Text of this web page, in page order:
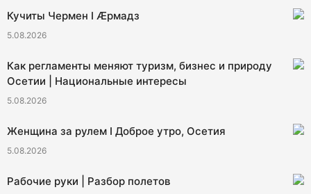
Кучиты Чермен I Æрмадз
5.08.2026
Как регламенты меняют туризм, бизнес и природу
Осетии | Национальные интересы
5.08.2026
Женщина за рулем I Доброе утро, Осетия
5.08.2026
Рабочие руки | Разбор полетов